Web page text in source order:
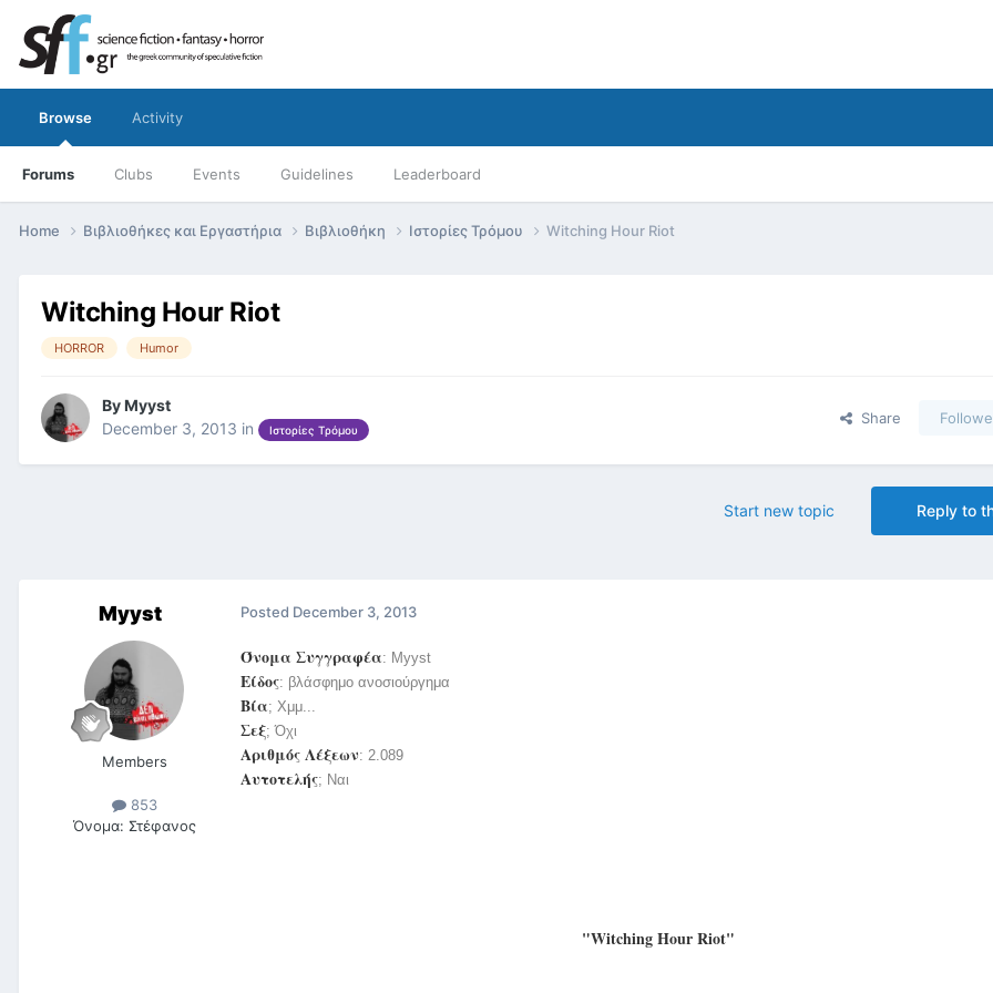
Browse
Forums Clubs Events Guidelines Leaderboard
Activity
Home Βιβλιοθήκες και Εργαστήρια Βιβλιοθήκη Ιστορίες Τρόμου Witching Hour Riot
Witching Hour Riot
HORROR Humor
ByMyyst
December 3, 2013 in Ιστορίες Τρόμου
Share
Reply to
Start new topic
Myyst
Members
853
Όνομα: Στέφανος
Posted December 3, 2013
Όνομα Συγγραφέα: Myyst
Είδος: βλάσφημο ανοσιούργημα
Βία; Χμμ...
Σεξ; Όχι
Αριθμός Λέξεων: 2.089
Αυτοτελής; Ναι
"Witching Hour Riot"